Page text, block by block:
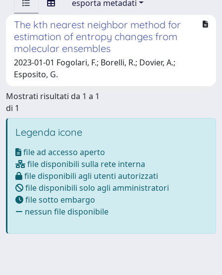
esporta metadati
The kth nearest neighbor method for
estimation of entropy changes from
molecular ensembles
2023-01-01 Fogolari, F.; Borelli, R.; Dovier, A.;
Esposito, G.
Mostrati risultati da 1 a 1
di 1
Legenda icone
file ad accesso aperto
file disponibili sulla rete interna
file disponibili agli utenti autorizzati
file disponibili solo agli amministratori
file sotto embargo
nessun file disponibile